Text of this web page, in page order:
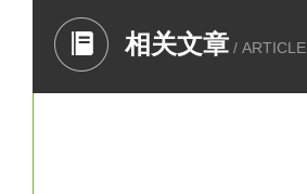
相关文章 / ARTICLE